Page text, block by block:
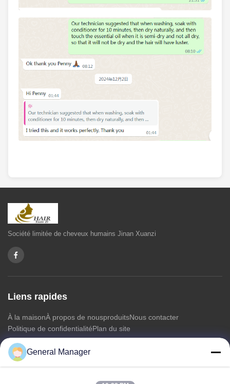
Société limitée de cheveux humains Jinan Xuanzi
Liens rapides
À la maisonÀ propos de nousproduitsNous contacter
Politique de confidentialitéPlan du site
Nous contacter
General Manager